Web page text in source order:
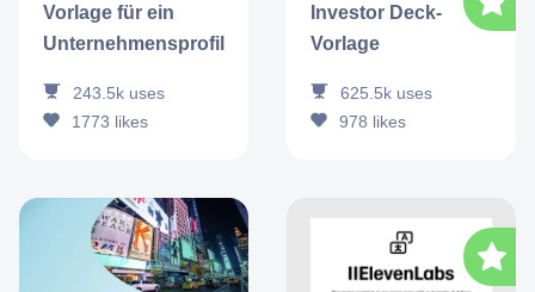
Vorlage für ein
Unternehmensprofil
243.5k uses
1773 likes
Investor Deck-
Vorlage
625.5k uses
978 likes